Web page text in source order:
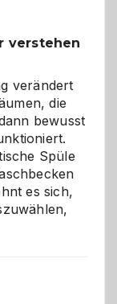
verstehen
verändert
die
bewusst
Spüle
es sich,